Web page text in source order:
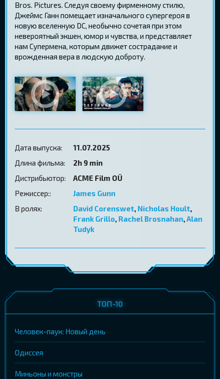
Bros. Pictures. Следуя своему фирменному стилю,
Джеймс Ганн помещает изначального супергероя в
новую вселенную DC, необычно сочетая при этом
невероятный экшен, юмор и чувства, и представляет
нам Супермена, которым движет сострадание и
врожденная вера в людскую доброту.
Дата выпуска:
11.07.2025
Длина фильма:
2h 9 min
Дистрибьютор:
ACME Film OÜ
Режиссер::
James Gunn
В ролях:
David Corenswet, Nicholas Hoult,
Frank Grillo, Rachel Brosnahan,Alan
Tudyk
ТОП-10
Человек-паук: Новый день
Одиссея
Миньоны и монстры